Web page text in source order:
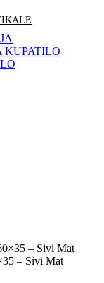
KUPATILO
– Sivi Mat